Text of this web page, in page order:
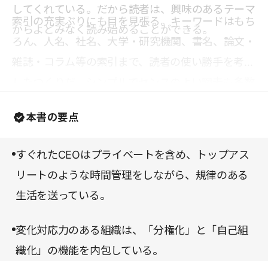
してくれている。だから読者は、興味のあるテーマ
からよどみなく読み始めることができる。
索引の充実ぶりにも目を見張る。キーワードはもち
ろん、人名、社名、大学・研究機関、書名、論文・
だろう。
本書の要点
すぐれたCEOはプライベートを含め、トップアス
リートのような時間管理をしながら、規律のある
生活を送っている。
変化対応力のある組織は、「分権化」と「自己組
織化」の機能を内包している。